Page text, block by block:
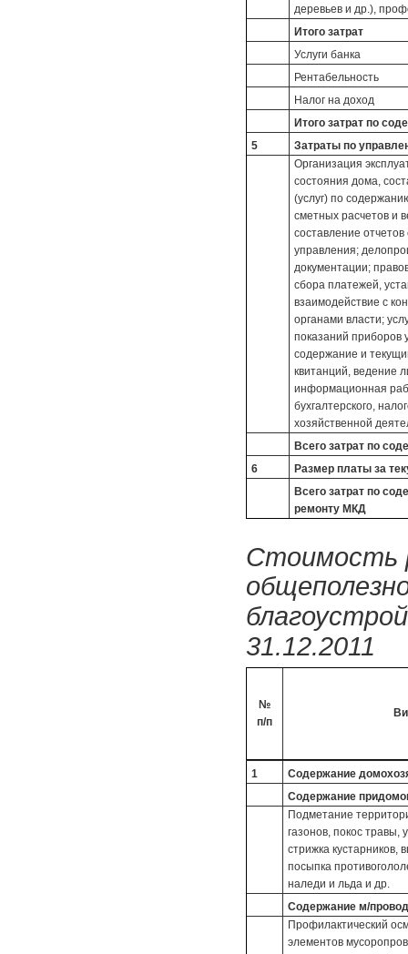
деревьев и др.),
Итого затрат
Услуги банка
Рентабельность
Налог на доход
Итого затрат по
5
Затраты по
Организация
состояния дома,
(услуг) по
сметных расчетов и
составление
управления;
документации;
сбора платежей,
взаимодействие с
органами власти;
показаний приборов
содержание и
квитанций, ведение
информационная
бухгалтерского,
хозяйственной
Всего затрат по
6
Размер платы за
Всего затрат по
ремонту МКД
Стоимость
31.12.2011
№
п/п
1
Содержание
Содержание
Подметание
газонов, покос травы,
стрижка кустарников,
посыпка
наледи и льда и др.
Содержание м/
Профилактический
элементов